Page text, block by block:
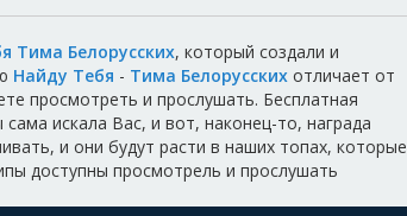
Тима Белорусских, который создали и
Найду Тебя - Тима Белорусских отличает от
просмотреть и прослушать. Бесплатная
искала Вас, и вот, наконец-то, награда
и они будут расти в наших топах, которые
доступны просмотрель и прослушать